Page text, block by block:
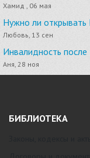
Хамид , 06 мая
Нужно ли
Любовь, 13 сен
Инвалидность
Аня, 28 ноя
БИБЛИОТЕКА